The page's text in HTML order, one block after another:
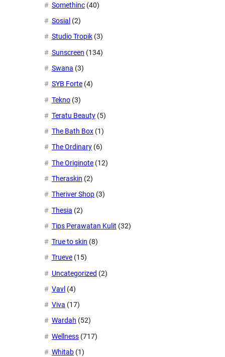
Somethinc (40)
Sosial (2)
Studio Tropik (3)
Sunscreen (134)
Swana (3)
SYB Forte (4)
Tekno (3)
Teratu Beauty (5)
The Bath Box (1)
The Ordinary (6)
The Originote (12)
Theraskin (2)
Theriver Shop (3)
Thesia (2)
Tips Perawatan Kulit (32)
True to skin (8)
Trueve (15)
Uncategorized (2)
Vavl (4)
Viva (17)
Wardah (52)
Wellness (717)
Whitab (1)